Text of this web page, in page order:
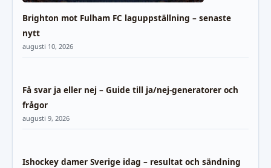
Brighton mot Fulham FC laguppställning – senaste
nytt
augusti 10, 2026
Få svar ja eller nej – Guide till ja/nej-generatorer och
frågor
augusti 9, 2026
Ishockey damer Sverige idag – resultat och sändning